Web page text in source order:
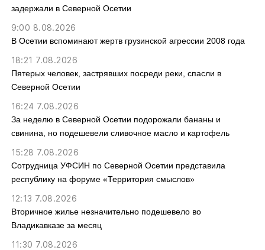
задержали в Северной Осетии
9:00 8.08.2026
В Осетии вспоминают жертв грузинской агрессии 2008 года
18:21 7.08.2026
Пятерых человек, застрявших посреди реки, спасли в
Северной Осетии
16:24 7.08.2026
За неделю в Северной Осетии подорожали бананы и
свинина, но подешевели сливочное масло и картофель
15:28 7.08.2026
Сотрудница УФСИН по Северной Осетии представила
республику на форуме «Территория смыслов»
12:13 7.08.2026
Вторичное жилье незначительно подешевело во
Владикавказе за месяц
11:30 7.08.2026